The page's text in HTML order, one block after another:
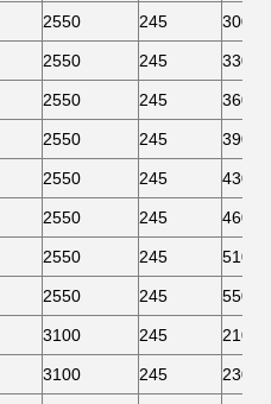
2550 245
300
2550 245
330
2550 245
360
2550 245
390
2550 245
430
2550 245
460
2550 245
510
2550 245
550
3100 245
210
3100 245
230